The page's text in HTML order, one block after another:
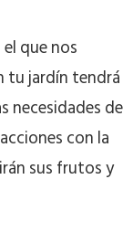
que nos
tu jardín tendrá
necesidades de
con la
sus frutos y